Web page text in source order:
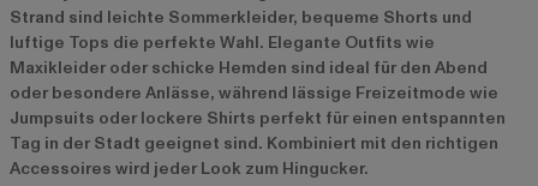
Strand sind leichte Sommerkleider, bequeme Shorts und
luftige Tops die perfekte Wahl. Elegante Outfits wie
Maxikleider oder schicke Hemden sind ideal für den Abend
oder besondere Anlässe, während lässige Freizeitmode wie
Jumpsuits oder lockere Shirts perfekt für einen entspannten
Tag in der Stadt geeignet sind. Kombiniert mit den richtigen
Accessoires wird jeder Look zum Hingucker.